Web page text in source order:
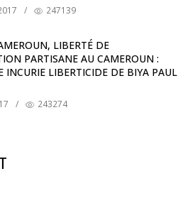
/ 247139
LIBERTÉ DE
PARTISANE AU CAMEROUN :
INCURIE LIBERTICIDE DE BIYA PAUL
/ 243274